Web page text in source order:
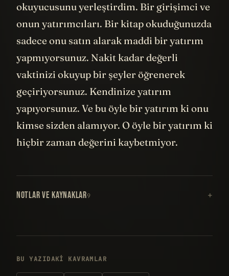
okuyucusunu yerleştirdim. Bir girişimci ve
onun yatırımcıları. Bir kitap okuduğunuzda
sadece onu satın alarak maddi bir yatırım
yapmıyorsunuz. Nakit kadar değerli
vaktinizi okuyup bir şeyler öğrenerek
geçiriyorsunuz. Kendinize yatırım
yapıyorsunuz. Ve bu öyle bir yatırım ki onu
kimse sizden alamıyor. O öyle bir yatırım ki
hiçbir zaman değerini kaybetmiyor.
NOTLAR VE KAYNAKLAR9
BU YAZIDAKI KAVRAMLAR